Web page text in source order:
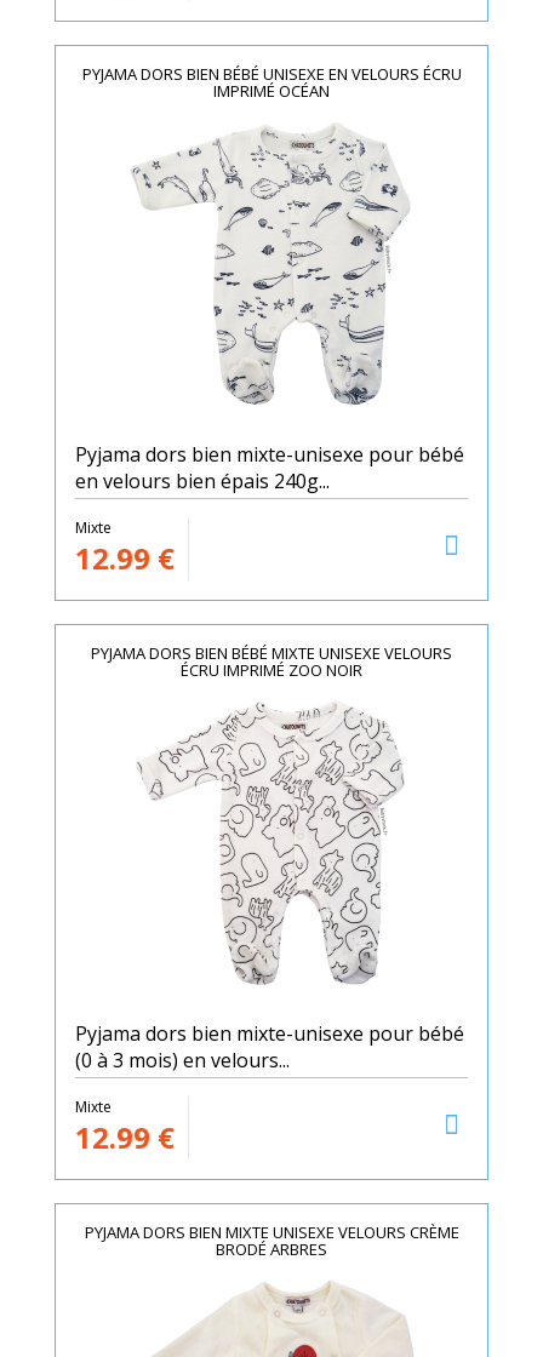
PYJAMA DORS BIEN BÉBÉ UNISEXE EN VELOURS ÉCRU
IMPRIMÉ OCÉAN
Pyjama dors bien mixte-unisexe pour bébé
en velours bien épais 240g...
Mixte
12.99 €
PYJAMA DORS BIEN BÉBÉ MIXTE UNISEXE VELOURS
ÉCRU IMPRIMÉ ZOO NOIR
Pyjama dors bien mixte-unisexe pour bébé
(0 à 3 mois) en velours...
Mixte
12.99 €
PYJAMA DORS BIEN MIXTE UNISEXE VELOURS CRÈME
BRODÉ ARBRES